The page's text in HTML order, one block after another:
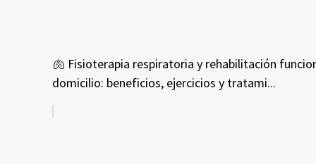
🫁 Fisioterapia respiratoria y rehabilitación
domicilio: beneficios, ejercicios y tratami...